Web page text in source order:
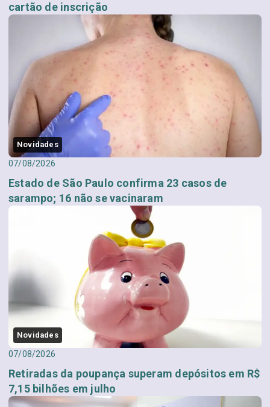
cartão de inscrição
Novidades
07/08/2026
Estado de São Paulo confirma 23 casos de
sarampo; 16 não se vacinaram
Novidades
07/08/2026
Retiradas da poupança superam depósitos em R$
7,15 bilhões em julho